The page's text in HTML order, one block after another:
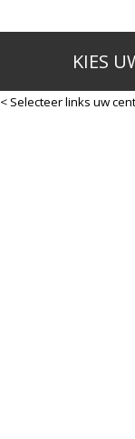
KIES
Selecteer links uw